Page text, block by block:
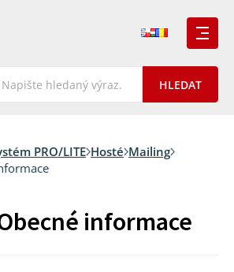
PRO/LITE Hosté Mailing
informace